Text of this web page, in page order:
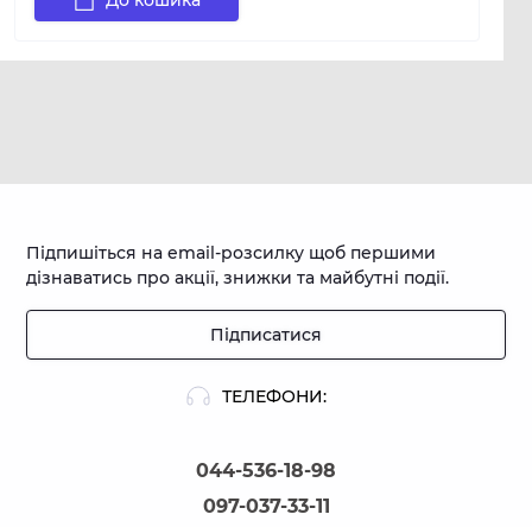
ТЕЛЕФОНИ:
044-536-18-98
097-037-33-11
Підпишіться на email-розсилку щоб першими
дізнаватись про акції, знижки та майбутні події.
Підписатися